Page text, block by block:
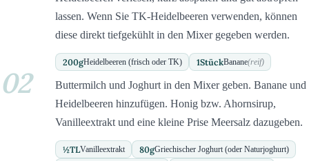
lassen. Wenn Sie TK-Heidelbeeren verwenden, können
diese direkt tiefgekühlt in den Mixer gegeben werden.
200gHeidelbeeren (frisch oder TK) 1StückBanane(reif)
02
Buttermilch und Joghurt in den Mixer geben. Banane und
Heidelbeeren hinzufügen. Honig bzw. Ahornsirup,
Vanilleextrakt und eine kleine Prise Meersalz dazugeben.
½TLVanilleextrakt 80gGriechischer Joghurt (oder Naturjoghurt)